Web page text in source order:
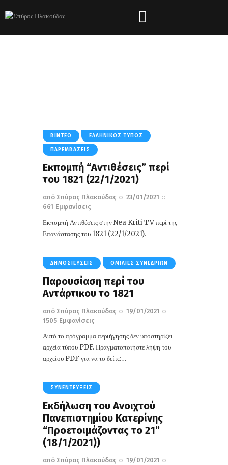
ΒΊΝΤΕΟ ΕΛΛΗΝΙΚΌΣ ΤΎΠΟΣ
ΠΑΡΕΜΒΆΣΕΙΣ
Εκπομπή “Αντιθέσεις” περί
του 1821 (22/1/2021)
από Σπύρος Πλακούδας
23/01/2021
661 Εμφανίσεις
Εκπομπή Αντιθέσεις στην Nea Kriti TV περί της
Επανάστασης του 1821 (22/1/2021).
ΔΗΜΟΣΙΕΎΣΕΙΣ ΟΜΙΛΊΕΣ ΣΥΝΕΔΡΊΩΝ
Παρουσίαση περί του
Αντάρτικου το 1821
από Σπύρος Πλακούδας
19/01/2021
1505 Εμφανίσεις
Αυτό το πρόγραμμα περιήγησης δεν υποστηρίζει
αρχεία τύπου PDF. Πραγματοποιήστε λήψη του
αρχείου PDF για να το δείτε:…
ΣΥΝΕΝΤΕΎΞΕΙΣ
Εκδήλωση του Ανοιχτού
Πανεπιστημίου Κατερίνης
“Προετοιμάζοντας το 21”
(18/1/2021))
από Σπύρος Πλακούδας
19/01/2021